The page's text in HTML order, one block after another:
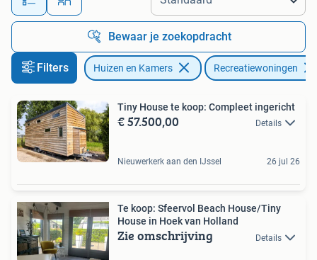
Bewaar je zoekopdracht
Filters Huizen en Kamers Recreatiewoningen
Tiny House te koop: Compleet ingericht
€ 57.500,00 Details
Nieuwerkerk aan den IJssel 26 jul 26
Te koop: Sfeervol Beach House/Tiny
House in Hoek van Holland
Zie omschrijving Details